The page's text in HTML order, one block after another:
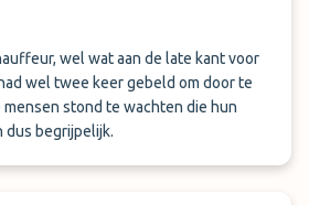
wel wat aan de late kant voor
wel twee keer gebeld om door te
stond te wachten die hun
dus begrijpelijk.